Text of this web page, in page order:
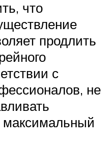
что
продлить
с
не
максимальный